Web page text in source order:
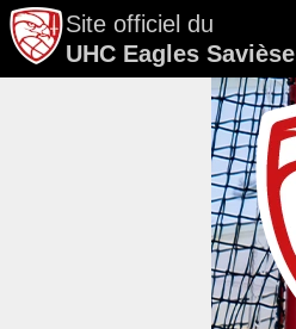
Site officiel du
UHC Eagles Savièse